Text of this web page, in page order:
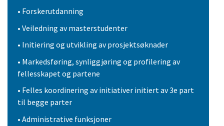
• Forskerutdanning
• Veiledning av masterstudenter
• Initiering og utvikling av prosjektsøknader
• Markedsføring, synliggjøring og profilering av
fellesskapet og partene
• Felles koordinering av initiativer initiert av 3e part
til begge parter
• Administrative funksjoner